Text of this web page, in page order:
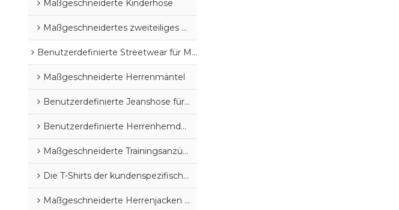
Maßgeschneiderte Kinderhose
Maßgeschneidertes zweiteiliges Set für Kinder
Benutzerdefinierte Streetwear für Männer
Maßgeschneiderte Herrenmäntel
Benutzerdefinierte Jeanshose für Herren
Benutzerdefinierte Herrenhemden
Maßgeschneiderte Trainingsanzüge & Sweatsuits für Herren
Die T-Shirts der kundenspezifischen Männer
Maßgeschneiderte Herrenjacken und -mäntel